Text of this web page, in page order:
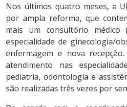
Nos últimos quatro meses, a
por ampla reforma, que
mais um consultório médico
especialidade de ginecologia/
enfermagem e nova
atendimento nas
pediatria, odontologia e
são realizadas três vezes por